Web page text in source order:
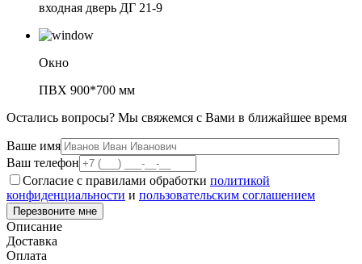
входная дверь ДГ 21-9
Окно
ПВХ 900*700 мм
Остались вопросы? Мы свяжемся с Вами в ближайшее время
Ваше имя
Ваш телефон
Согласие с правилами обработки политикой
конфиденциальности и пользовательским соглашением
Перезвоните мне
Описание
Доставка
Оплата